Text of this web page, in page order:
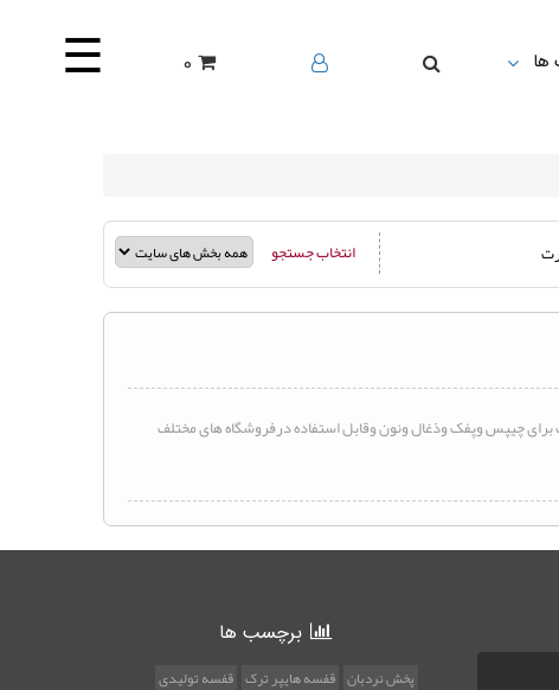
ها 0
☰
انتخاب جستجو
چیپس وپفک وذغال ونون وقابل استفاده درفروشگاه های مختلف
برچسب ها
پخش نردبان قفسه هایپر ترک قفسه تولیدی